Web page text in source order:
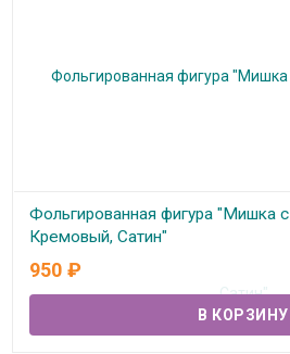
Фольгированная фигура "Мишка
Кремовый, Сатин"
В наличии
950 ₽